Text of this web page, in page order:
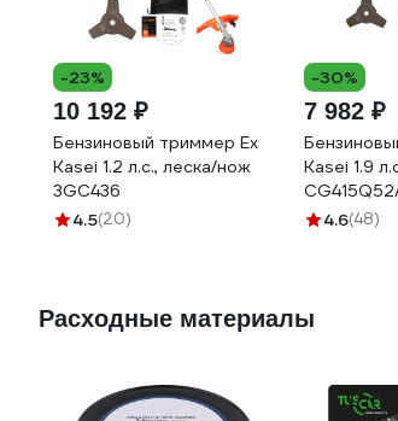
-23%
10 192 ₽
Бензиновый триммер Ex
Kasei 1.2 л.с., леска/нож
3GC436
4.5(20)
-30%
7 982 ₽
Kasei 1.9
4.6(48)
Расходные материалы